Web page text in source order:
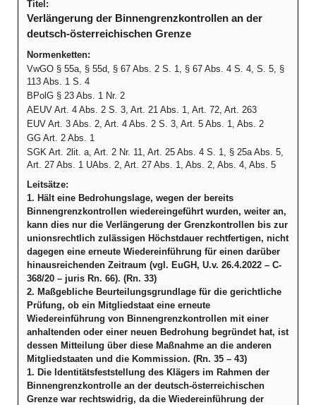
Titel:
Verlängerung der Binnengrenzkontrollen an der
deutsch-österreichischen Grenze
Normenketten:
VwGO § 55a, § 55d, § 67 Abs. 2 S. 1, § 67 Abs. 4 S. 4, S. 5, §
113 Abs. 1 S. 4
BPolG § 23 Abs. 1 Nr. 2
AEUV Art. 4 Abs. 2 S. 3, Art. 21 Abs. 1, Art. 72, Art. 263
EUV Art. 3 Abs. 2, Art. 4 Abs. 2 S. 3, Art. 5 Abs. 1, Abs. 2
GG Art. 2 Abs. 1
SGK Art. 2lit. a, Art. 2 Nr. 11, Art. 25 Abs. 4 S. 1, § 25a Abs. 5,
Art. 27 Abs. 1 UAbs. 2, Art. 27 Abs. 1, Abs. 2, Abs. 4, Abs. 5
Leitsätze:
1. Hält eine Bedrohungslage, wegen der bereits
Binnengrenzkontrollen wiedereingeführt wurden, weiter an,
kann dies nur die Verlängerung der Grenzkontrollen bis zur
unionsrechtlich zulässigen Höchstdauer rechtfertigen, nicht
dagegen eine erneute Wiedereinführung für einen darüber
hinausreichenden Zeitraum (vgl. EuGH, U.v. 26.4.2022 – C-
368/20 – juris Rn. 66). (Rn. 33)
2. Maßgebliche Beurteilungsgrundlage für die gerichtliche
Prüfung, ob ein Mitgliedstaat eine erneute
Wiedereinführung von Binnengrenzkontrollen mit einer
anhaltenden oder einer neuen Bedrohung begründet hat, ist
dessen Mitteilung über diese Maßnahme an die anderen
Mitgliedstaaten und die Kommission. (Rn. 35 – 43)
1. Die Identitätsfeststellung des Klägers im Rahmen der
Binnengrenzkontrolle an der deutsch-österreichischen
Grenze war rechtswidrig, da die Wiedereinführung der